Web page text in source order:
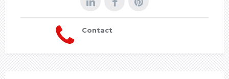
Contact